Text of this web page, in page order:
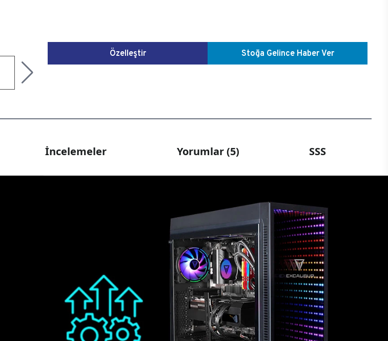
Özelleştir Stoğa Gelince Haber Ver
İncelemeler Yorumlar (5) SSS